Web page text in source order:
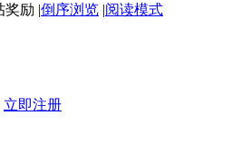
|倒序浏览 |阅读模式
立即注册